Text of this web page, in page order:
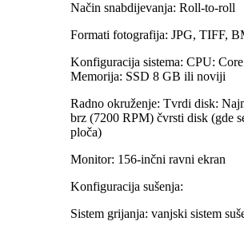
Način snabdijevanja: Roll-to-roll
Formati fotografija: JPG, TIFF,
Konfiguracija sistema: CPU:
Memorija: SSD 8 GB ili noviji
Radno okruženje: Tvrdi disk:
brz (7200 RPM) čvrsti disk (gde
ploča)
Monitor: 156-inčni ravni ekran
Konfiguracija sušenja:
Sistem grijanja: vanjski sistem